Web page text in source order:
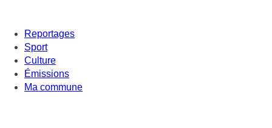
Reportages
Sport
Culture
Émissions
Ma commune